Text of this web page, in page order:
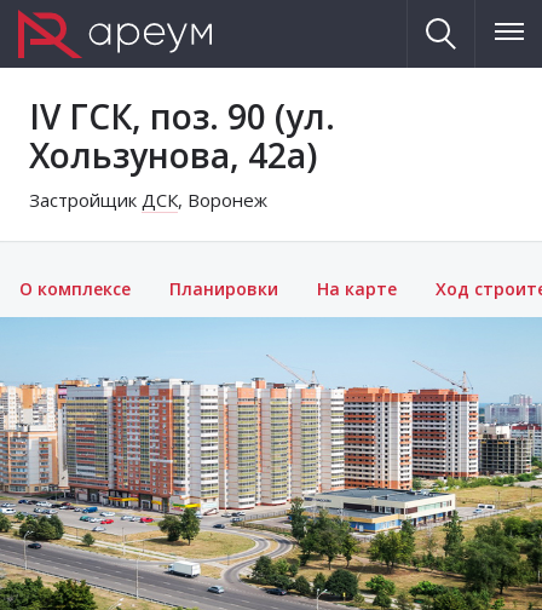
IV ГСК, поз. 90 (ул.
Хользунова, 42а)
Застройщик ДСК, Воронеж
О комплексе Планировки На карте Ход